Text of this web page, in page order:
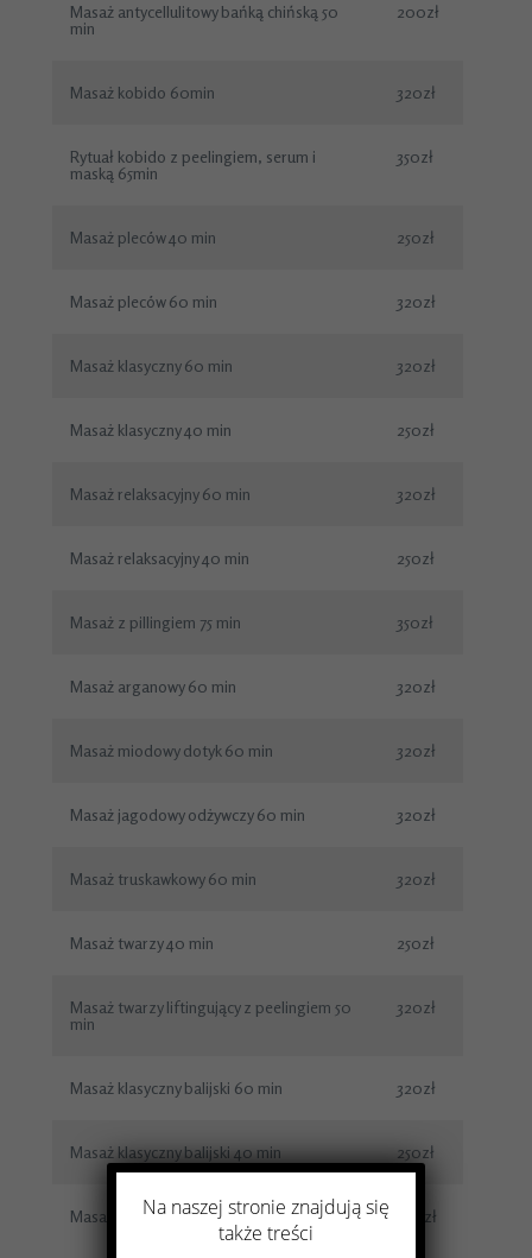
Masaż antycellulitowy bańką chińską 50
min
200zł
Masaż kobido 60min 320zł
Rytuał kobido z peelingiem, serum i
maską 65min
350zł
Masaż pleców 40 min 250zł
Masaż pleców 60 min 320zł
Masaż klasyczny 60 min 320zł
Masaż klasyczny 40 min 250zł
Masaż relaksacyjny 60 min 320zł
Masaż relaksacyjny 40 min 250zł
Masaż z pillingiem 75 min 350zł
Masaż arganowy 60 min 320zł
Masaż miodowy dotyk 60 min 320zł
Masaż jagodowy odżywczy 60 min 320zł
Masaż truskawkowy 60 min 320zł
Masaż twarzy 40 min 250zł
Masaż twarzy liftingujący z peelingiem 50
min
320zł
Masaż klasyczny balijski 60 min 320zł
Masaż klasyczny balijski 40 min 250zł
Masaż gorącymi kamieniami 60 min 269zł
Na naszej stronie znajdują się
także treści